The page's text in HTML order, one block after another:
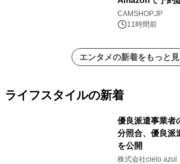
CAMSHOP.JP
11時間前
エンタメの新着をもっと
ライフスタイルの新着
優良派遣事業者
分照合、優良派
を公開
株式会社cielo azul